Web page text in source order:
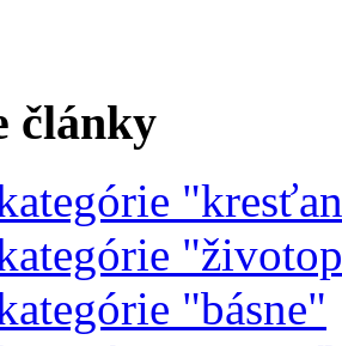
články
"básne"